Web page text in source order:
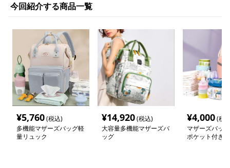
今回紹介する商品一覧
¥5,760(税込)
多機能マザーズバッグ軽
量リュック
¥14,920(税込)
大容量多機能マザーズバ
ッグ
¥4,000(税
マザーズバッ
ポケット付き